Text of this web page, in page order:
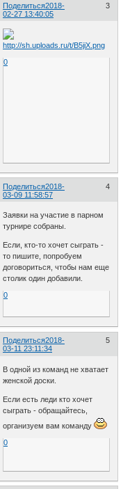
Поделиться 3
2018-
02-27 13:40:05
0
Поделиться 4
2018-
03-09 11:58:57
Заявки на участие в парном
турнире собраны.
Если, кто-то хочет сыграть -
то пишите, попробуем
договориться, чтобы нам еще
столик один добавили.
0
Поделиться 5
2018-
03-11 23:11:34
В одной из команд не хватает
женской доски.
Если есть леди кто хочет
сыграть - обращайтесь,
организуем вам команду
0